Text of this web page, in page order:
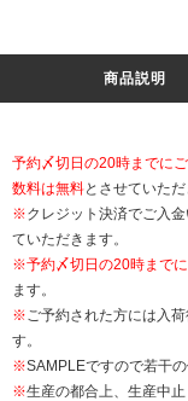
商品説明
予約〆切日の20時までに
数料は無料とさせていただ
※クレジット決済でご入
ていただきます。
※予約〆切日の20時まで
ます。
※ ご予約された方には入
す。
※SAMPLEですので若干
※生産の都合上、生産中